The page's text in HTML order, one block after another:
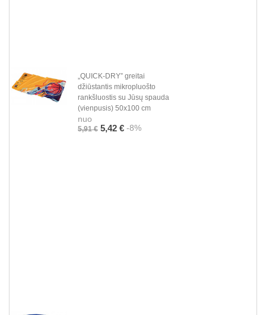
„QUICK-DRY” greitai
džiūstantis mikropluošto
rankšluostis su Jūsų spauda
(vienpusis) 50x100 cm
nuo
5,91 € 5,42 € -8%